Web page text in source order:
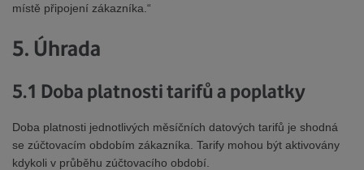
místě připojení zákazníka.“
5. Úhrada
5.1 Doba platnosti tarifů a poplatky
Doba platnosti jednotlivých měsíčních datových tarifů je shodná
se zúčtovacím obdobím zákazníka. Tarify mohou být aktivovány
kdykoli v průběhu zúčtovacího období.